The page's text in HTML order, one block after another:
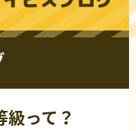
って？